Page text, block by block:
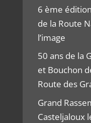
6 ème
de la Route
l’image
50 ans de la
et Bouchon
Route des
Grand
Casteljaloux